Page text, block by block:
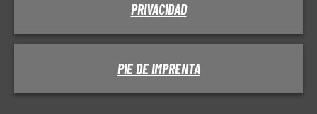
PRIVACIDAD
PIE DE IMPRENTA